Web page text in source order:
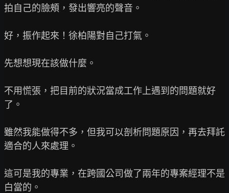
拍自己的臉頰，發出響亮的聲音。
好，振作起來！徐柏陽對自己打氣。
先想想現在該做什麼。
不用慌張，把目前的狀況當成工作上遇到的問題就好
了。
雖然我能做得不多，但我可以剖析問題原因，再去拜託
適合的人來處理。
這可是我的專業，在跨國公司做了兩年的專案經理不是
白當的。